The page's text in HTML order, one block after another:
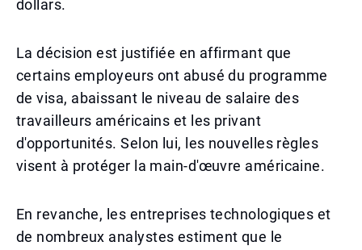
dollars.
La décision est justifiée en affirmant que
certains employeurs ont abusé du programme
de visa, abaissant le niveau de salaire des
travailleurs américains et les privant
d'opportunités. Selon lui, les nouvelles règles
visent à protéger la main-d'œuvre américaine.
En revanche, les entreprises technologiques et
de nombreux analystes estiment que le